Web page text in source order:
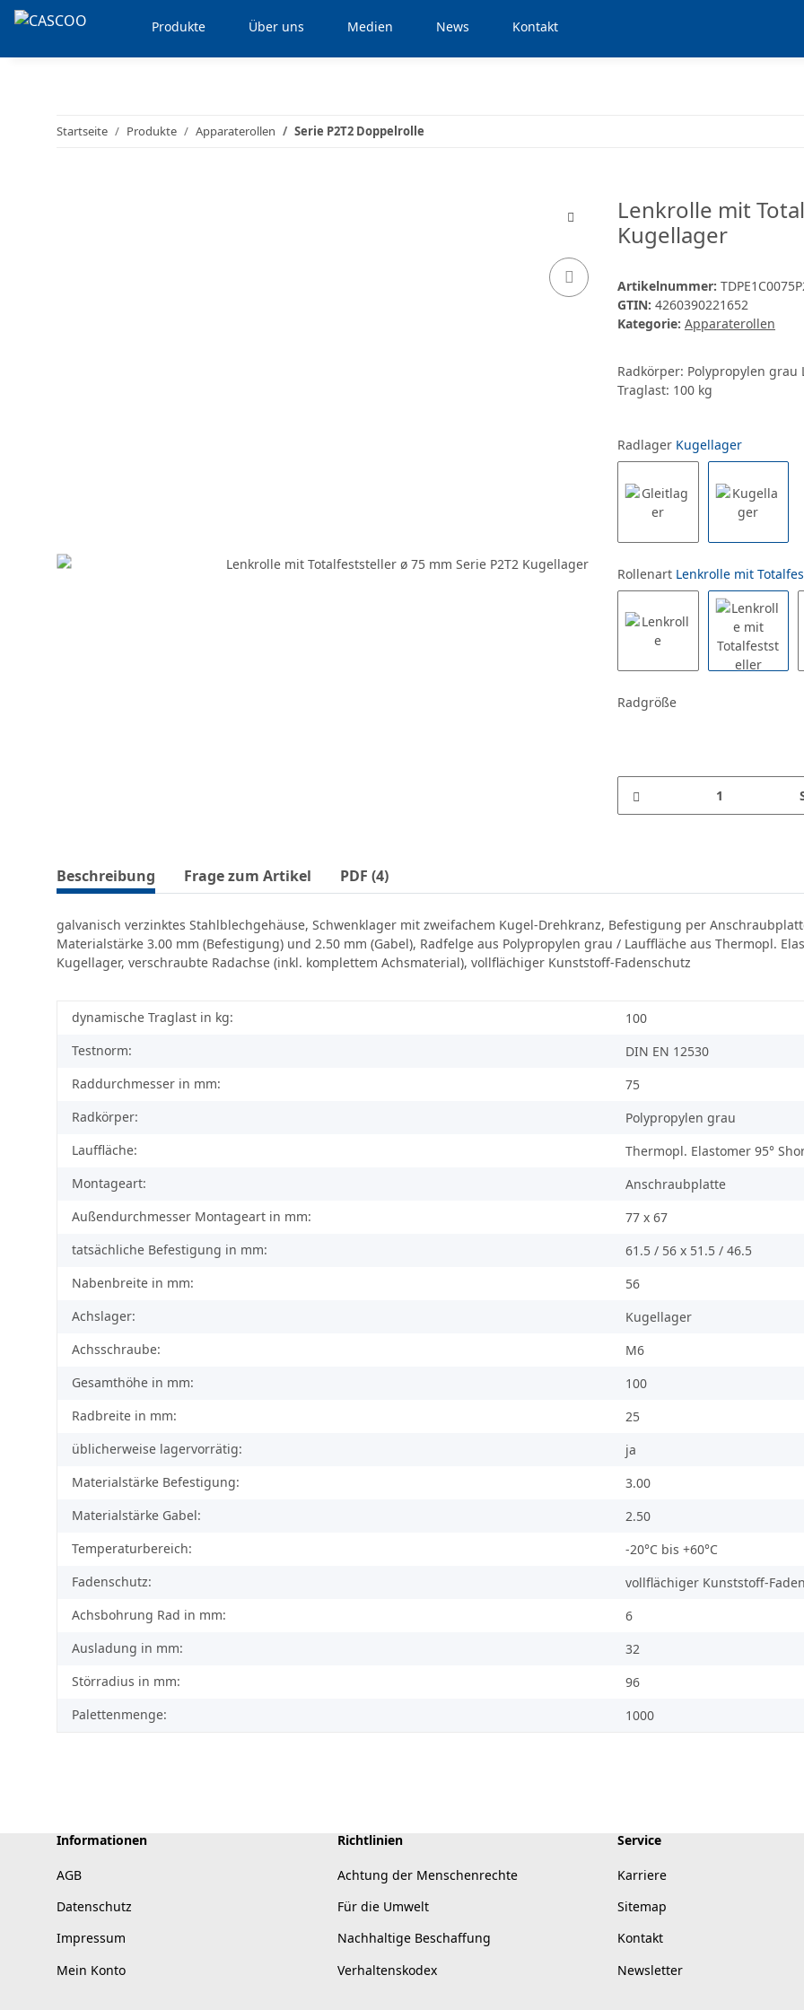
Produkte Über uns Medien News Kontakt
Startseite Produkte Apparaterollen Serie P2T2 Doppelrolle
Lenkrolle mit
Kugellager
Artikelnummer:
GTIN: 4260390221652
Kategorie: Apparaterollen
Radkörper: Polypropylen grau
Traglast: 100 kg
Radlager Kugellager
Rollenart Lenkrolle mit
Radgröße
Beschreibung Frage zum Artikel PDF (4)
galvanisch verzinktes Stahlblechgehäuse, Schwenklager mit zweifachem Kugel-Drehkranz, Befestigung per
Materialstärke 3.00 mm (Befestigung) und 2.50 mm (Gabel), Radfelge aus Polypropylen grau / Lauffläche aus Thermopl.
Kugellager, verschraubte Radachse (inkl. komplettem Achsmaterial), vollflächiger Kunststoff-Fadenschutz
dynamische Traglast in kg:
100
Testnorm:
DIN EN 12530
Raddurchmesser in mm:
75
Radkörper:
Polypropylen grau
Lauffläche:
Thermopl. Elastomer 95°
Montageart:
Anschraubplatte
Außendurchmesser Montageart in mm:
77 x 67
tatsächliche Befestigung in mm:
61.5 / 56 x 51.5 / 46.5
Nabenbreite in mm:
56
Achslager:
Kugellager
Achsschraube:
M6
Gesamthöhe in mm:
100
Radbreite in mm:
25
üblicherweise lagervorrätig:
ja
Materialstärke Befestigung:
3.00
Materialstärke Gabel:
2.50
Temperaturbereich:
-20°C bis +60°C
Fadenschutz:
vollflächiger Kunststoff-
Achsbohrung Rad in mm:
6
Ausladung in mm:
32
Störradius in mm:
96
Palettenmenge:
1000
Informationen
AGB
Datenschutz
Impressum
Mein Konto
Richtlinien
Achtung der Menschenrechte
Für die Umwelt
Nachhaltige Beschaffung
Verhaltenskodex
Service
Karriere
Sitemap
Kontakt
Newsletter